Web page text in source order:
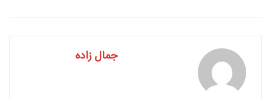
جمال زاده